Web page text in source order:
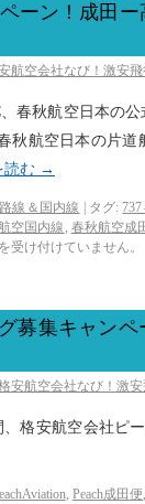
ーン！成田
航空会社なび！激安
春秋航空日本の
秋航空日本の片
読む →
線＆国内線 タグ:
空国内線 , 春秋航空成
受け付けていません。
募集キャン
安航空会社なび！激
、格安航空会社ピ
, Peach成田便